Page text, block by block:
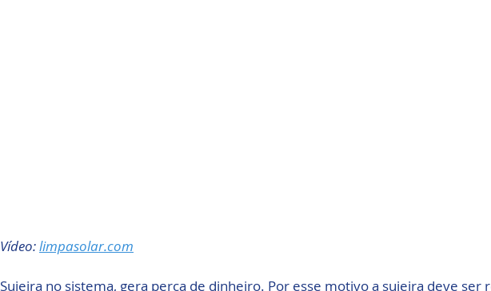
Vídeo: limpasolar.com
Sujeira no sistema, gera perca de dinheiro. Por esse motivo a sujeira deve ser